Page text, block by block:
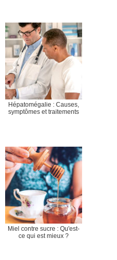
Hépatomégalie : Causes,
symptômes et traitements
Miel contre sucre : Qu'est-
ce qui est mieux ?